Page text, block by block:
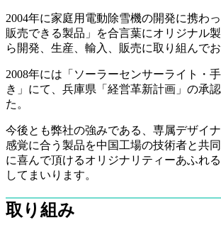
2004年に家庭用電動除雪機の開発に携わ
販売できる製品」を合言葉にオリジナル
ら開発、生産、輸入、販売に取り組んでお
2008年には「ソーラーセンサーライト・
き」にて、兵庫県「経営革新計画」の承
た。
今後とも弊社の強みである、専属デザイ
感覚に合う製品を中国工場の技術者と共
に喜んで頂けるオリジナリティーあふれ
してまいります。
取り組み